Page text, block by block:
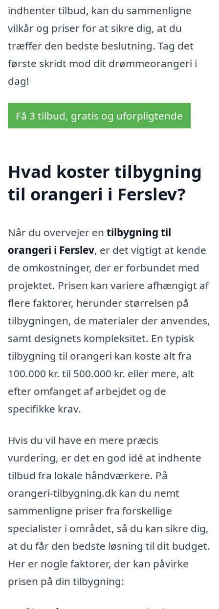
indhenter tilbud, kan du sammenligne
vilkår og priser for at sikre dig, at du
træffer den bedste beslutning. Tag det
første skridt mod dit drømmeorangeri i
dag!
Få 3 tilbud, gratis og uforpligtende
Hvad koster tilbygning
til orangeri i Ferslev?
Når du overvejer en tilbygning til
orangeri i Ferslev, er det vigtigt at kende
de omkostninger, der er forbundet med
projektet. Prisen kan variere afhængigt af
flere faktorer, herunder størrelsen på
tilbygningen, de materialer der anvendes,
samt designets kompleksitet. En typisk
tilbygning til orangeri kan koste alt fra
100.000 kr. til 500.000 kr. eller mere, alt
efter omfanget af arbejdet og de
specifikke krav.
Hvis du vil have en mere præcis
vurdering, er det en god idé at indhente
tilbud fra lokale håndværkere. På
orangeri-tilbygning.dk kan du nemt
sammenligne priser fra forskellige
specialister i området, så du kan sikre dig,
at du får den bedste løsning til dit budget.
Her er nogle faktorer, der kan påvirke
prisen på din tilbygning: